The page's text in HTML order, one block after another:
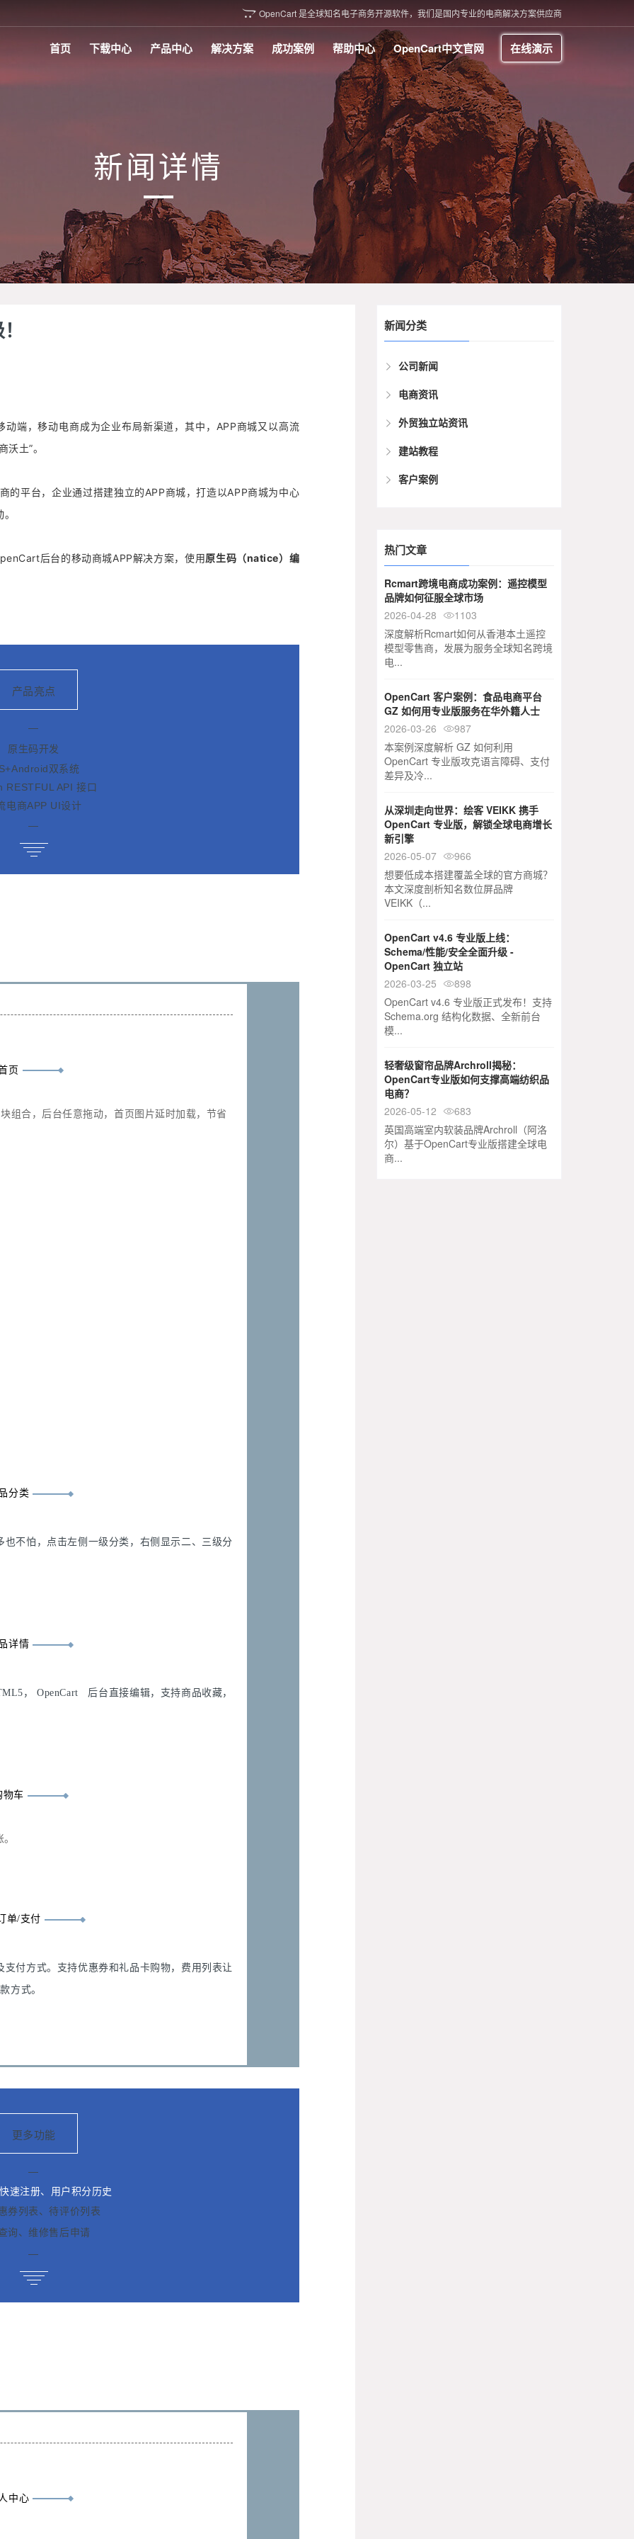
 OpenCart 是全球知名电子商务开源软件，我们是国内专业的电商解决方案供应商
首页 下载中心 产品中心 解决方案 成功案例 帮助中心 OpenCart中文官网 在线演示
新闻详情
端，移动电商成为企业布局新渠道，其中，APP商城又以高流
土”。
的平台，企业通过搭建独立的APP商城，打造以APP商城为中心
后台的移动商城APP解决方案，使用原生码（natice）编
产品亮点
—
原生码开发
双系统
RESTFUL API 接口
电商APP UI设计
—
页
组合，后台任意拖动，首页图片延时加载，节省
分类
也不怕，点击左侧一级分类，右侧显示二、三级分
详情
， OpenCart 后台直接编辑，支持商品收藏，
物车
单/支付
付方式。支持优惠券和礼品卡购物，费用列表让
方式。
更多功能
—
速注册、用户积分历史
券列表、待评价列表
询、维修售后申请
—
中心
新闻分类
公司新闻
电商资讯
外贸独立站资讯
建站教程
客户案例
热门文章
Rcmart跨境电商成功案例：遥控模型
品牌如何征服全球市场
2026-04-28
1103
深度解析Rcmart如何从香港本土遥控
模型零售商，发展为服务全球知名跨境
电...
OpenCart 客户案例：食品电商平台
GZ 如何用专业版服务在华外籍人士
2026-03-26
987
本案例深度解析 GZ 如何利用
OpenCart 专业版攻克语言障碍、支付
差异及冷...
从深圳走向世界：绘客 VEIKK 携手
OpenCart 专业版，解锁全球电商增长
新引擎
2026-05-07
966
想要低成本搭建覆盖全球的官方商城？
本文深度剖析知名数位屏品牌
VEIKK（...
OpenCart v4.6 专业版上线：
Schema/性能/安全全面升级 -
OpenCart 独立站
2026-03-25
898
OpenCart v4.6 专业版正式发布！支持
Schema.org 结构化数据、全新前台
模...
轻奢级窗帘品牌Archroll揭秘：
OpenCart专业版如何支撑高端纺织品
电商？
2026-05-12
683
英国高端室内软装品牌Archroll（阿洛
尔）基于OpenCart专业版搭建全球电
商...